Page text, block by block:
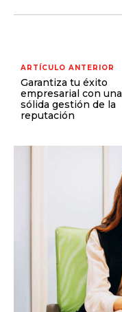
ARTÍCULO ANTERIOR
Garantiza tu éxito
empresarial con una
sólida gestión de la
reputación